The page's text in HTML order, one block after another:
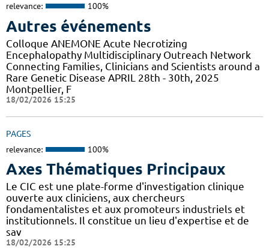
relevance: 100%
Autres événements
Colloque ANEMONE Acute Necrotizing
Encephalopathy Multidisciplinary Outreach Network
Connecting Families, Clinicians and Scientists around a
Rare Genetic Disease APRIL 28th - 30th, 2025
Montpellier, F
18/02/2026 15:25
PAGES
relevance: 100%
Axes Thématiques Principaux
Le CIC est une plate-forme d'investigation clinique
ouverte aux cliniciens, aux chercheurs
fondamentalistes et aux promoteurs industriels et
institutionnels. Il constitue un lieu d'expertise et de
sav
18/02/2026 15:25